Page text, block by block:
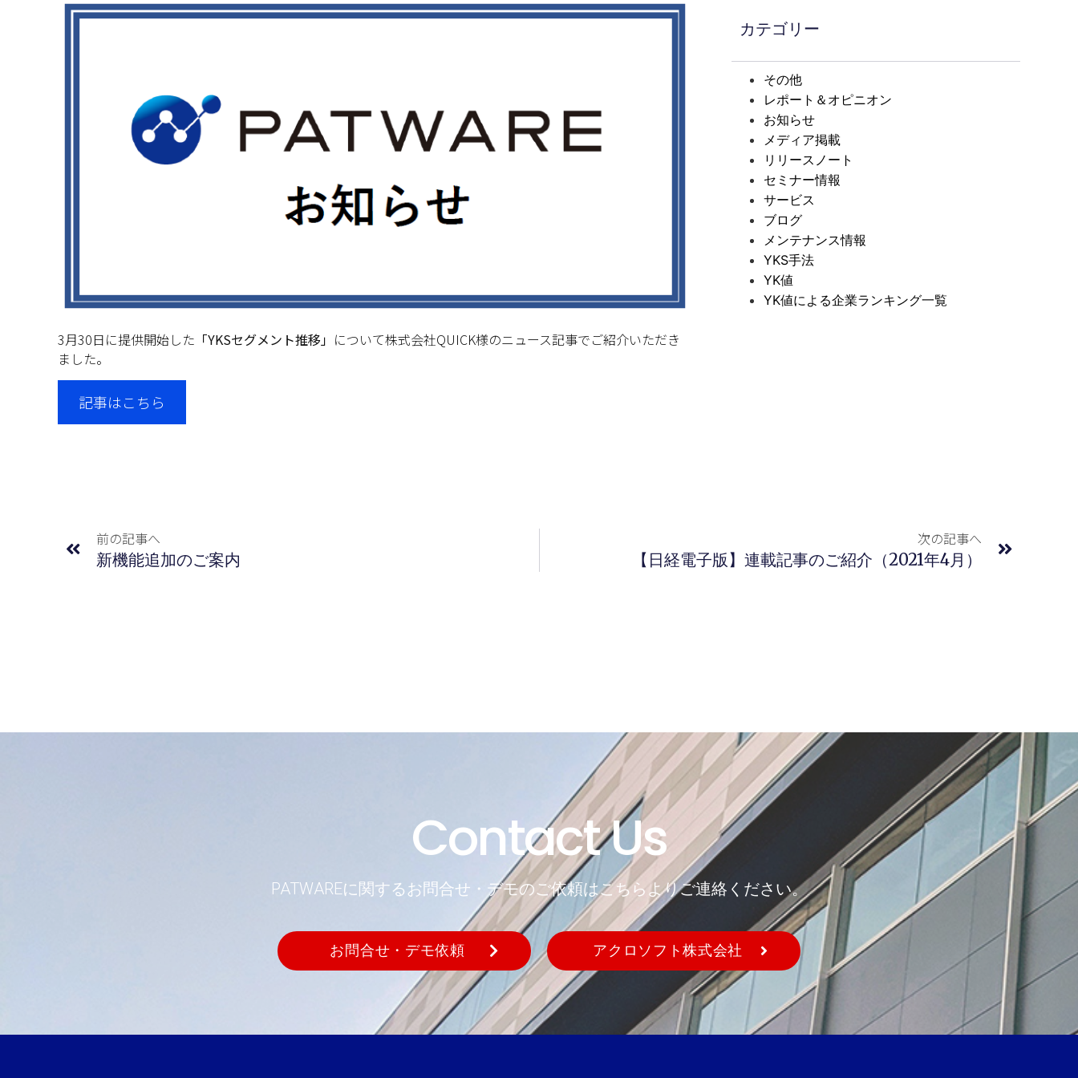
3月30日に提供開始した 「YKSセグメント推移」 について株式会社QUICK様のニュース記事でご紹介いただき
ました。
記事はこちら
カテゴリー
その他
レポート＆オピニオン
お知らせ
メディア掲載
リリースノート
セミナー情報
サービス
ブログ
メンテナンス情報
YKS手法
YK値
YK値による企業ランキング一覧
前の記事へ
新機能追加のご案内
次の記事へ
【日経電子版】連載記事のご紹介（2021年4月）
Contact Us
PATWAREに関するお問合せ・デモのご依頼はこちらよりご連絡ください。
お問合せ・デモ依頼 アクロソフト株式会社